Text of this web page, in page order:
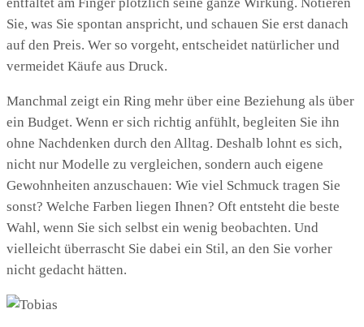
entfaltet am Finger plötzlich seine ganze Wirkung. Notieren
Sie, was Sie spontan anspricht, und schauen Sie erst danach
auf den Preis. Wer so vorgeht, entscheidet natürlicher und
vermeidet Käufe aus Druck.
Manchmal zeigt ein Ring mehr über eine Beziehung als über
ein Budget. Wenn er sich richtig anfühlt, begleiten Sie ihn
ohne Nachdenken durch den Alltag. Deshalb lohnt es sich,
nicht nur Modelle zu vergleichen, sondern auch eigene
Gewohnheiten anzuschauen: Wie viel Schmuck tragen Sie
sonst? Welche Farben liegen Ihnen? Oft entsteht die beste
Wahl, wenn Sie sich selbst ein wenig beobachten. Und
vielleicht überrascht Sie dabei ein Stil, an den Sie vorher
nicht gedacht hätten.